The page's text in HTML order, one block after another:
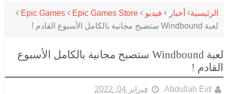
الرئيسية أخبار فيديو Epic Games
Epic Games Store
لعبة Windbound ستصبح مجانية بالكامل الأسبوع القادم !
لعبة Windbound ستصبح مجانية بالكامل الأسبوع
القادم !
Abdullah Eid فبراير 04, 2022